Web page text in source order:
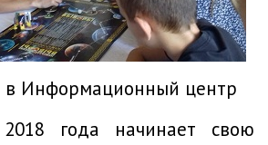
в Информационный центр
года начинает свою